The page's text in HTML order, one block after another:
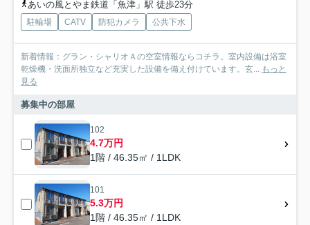
あいの風とやま鉄道「魚津」駅 徒歩23分
駐輪場 CATV 防犯カメラ 公共下水
新着情報：グラン・シャリオＡの空室情報ならコチラ。室内設備は浴室
乾燥機・洗面所独立など充実した設備を備え付けています。玄... もっと
見る
募集中の部屋
102
4.7万円
1階 / 46.35㎡ / 1LDK
101
5.3万円
1階 / 46.35㎡ / 1LDK